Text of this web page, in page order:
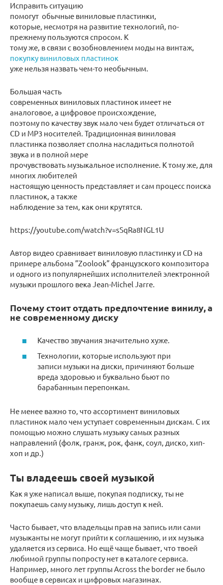
Исправить ситуацию
помогут обычные виниловые пластинки,
которые, несмотря на развитие технологий, по-
прежнему пользуются спросом. К
тому же, в связи с возобновлением моды на винтаж,
покупку виниловых пластинок
уже нельзя назвать чем-то необычным.
Большая часть
современных виниловых пластинок имеет не
аналоговое, а цифровое происхождение,
поэтому по качеству звук мало чем будет отличаться от
CD и MP3 носителей. Традиционная виниловая
пластинка позволяет сполна насладиться полнотой
звука и в полной мере
прочувствовать музыкальное исполнение. К тому же, для
многих любителей
настоящую ценность представляет и сам процесс поиска
пластинок, а также
наблюдение за тем, как они крутятся.
https://youtube.com/watch?v=sSqRa8NGL1U
Автор видео сравнивает виниловую пластинку и CD на
примере альбома ‎”Zoolook” французского композитора
и одного из популярнейших исполнителей электронной
музыки прошлого века Jean-Michel Jarre.
Почему стоит отдать предпочтение винилу, а
не современному диску
Качество звучания значительно хуже.
Технологии, которые используют при
записи музыки на диски, причиняют больше
вреда здоровью и буквально бьют по
барабанным перепонкам.
Не менее важно то, что ассортимент виниловых
пластинок мало чем уступает современным дискам. С их
помощью можно слушать музыку самых разных
направлений (фолк, гранж, рок, фанк, соул, диско, хип-
хоп и др.)
Ты владеешь своей музыкой
Как я уже написал выше, покупая подписку, ты не
покупаешь саму музыку, лишь доступ к ней.
Часто бывает, что владельцы прав на запись или сами
музыканты не могут прийти к соглашению, и их музыка
удаляется из сервиса. Но ещё чаще бывает, что твоей
любимой группы попросту нет в каталоге сервиса.
Например, много лет группы Across the border не было
вообще в сервисах и цифровых магазинах.